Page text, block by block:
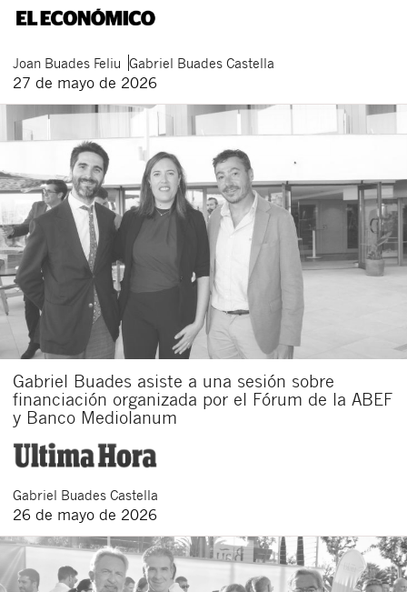
Joan Buades Feliu Gabriel Buades Castella
27 de mayo de 2026
Gabriel Buades asiste a una sesión sobre
financiación organizada por el Fórum de la ABEF
y Banco Mediolanum
Gabriel Buades Castella
26 de mayo de 2026